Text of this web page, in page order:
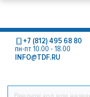
+7 (812) 495 68 80
пн-пт 10.00 - 18.00
INFO@TDF.RU